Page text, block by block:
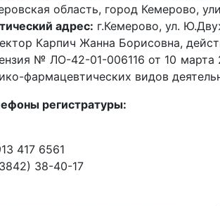
область, город Кемерово,
адрес: г.Кемерово, ул.
Карпич Жанна Борисовна,
№ ЛО-42-01-006116 от 10 марта
фармацевтических видов
регистратуры:
417 6561
38-40-17